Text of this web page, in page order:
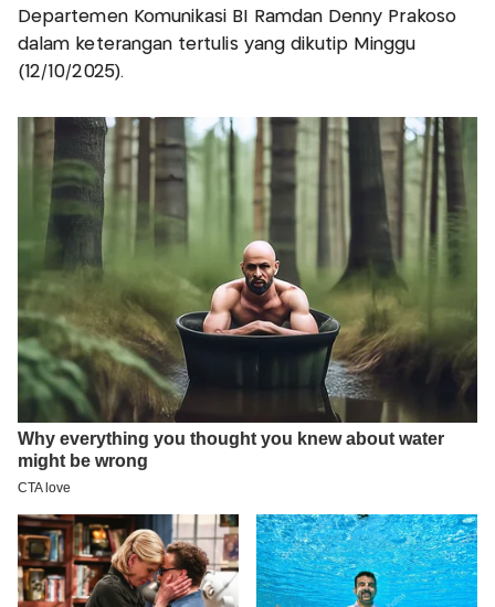
Departemen Komunikasi BI Ramdan Denny Prakoso
dalam keterangan tertulis yang dikutip Minggu
(12/10/2025).